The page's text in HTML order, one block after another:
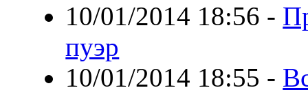
10/01/2014 18:56 -
пуэр
10/01/2014 18:55 -